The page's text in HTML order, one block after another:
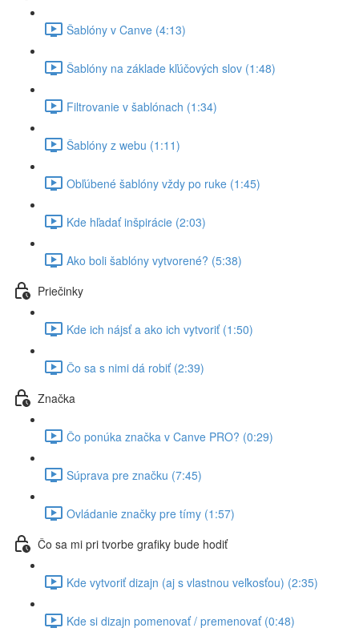
Šablóny v Canve (4:13)
Šablóny na základe kľúčových slov (1:48)
Filtrovanie v šablónach (1:34)
Šablóny z webu (1:11)
Obľúbené šablóny vždy po ruke (1:45)
Kde hľadať inšpirácie (2:03)
Ako boli šablóny vytvorené? (5:38)
Priečinky
Kde ich nájsť a ako ich vytvoriť (1:50)
Čo sa s nimi dá robiť (2:39)
Značka
Čo ponúka značka v Canve PRO? (0:29)
Súprava pre značku (7:45)
Ovládanie značky pre tímy (1:57)
Čo sa mi pri tvorbe grafiky bude hodiť
Kde vytvoriť dizajn (aj s vlastnou veľkosťou) (2:35)
Kde si dizajn pomenovať / premenovať (0:48)